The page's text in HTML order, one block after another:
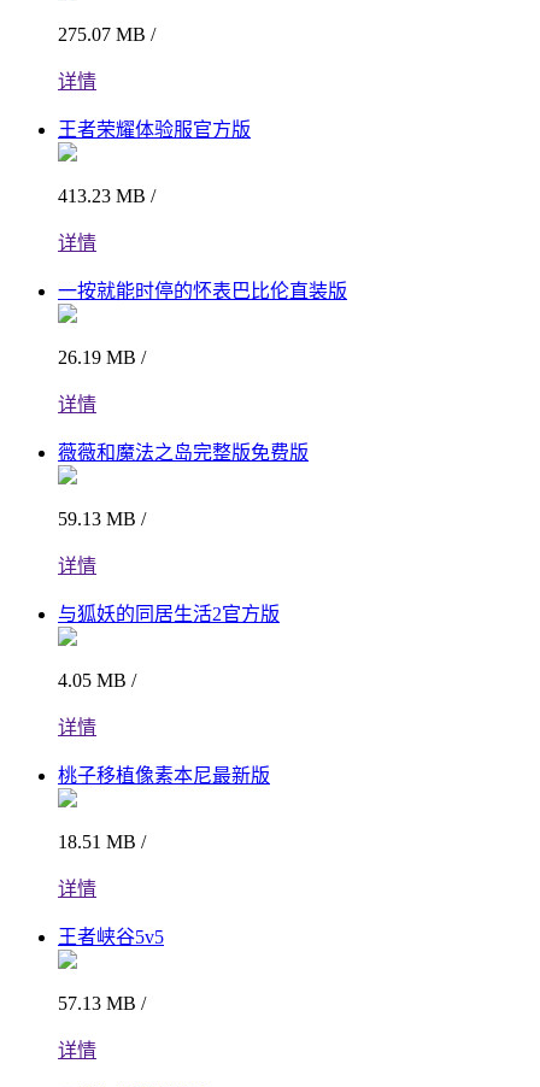
275.07 MB /
详情
王者荣耀体验服官方版
413.23 MB /
详情
一按就能时停的怀表巴比伦直装版
26.19 MB /
详情
薇薇和魔法之岛完整版免费版
59.13 MB /
详情
与狐妖的同居生活2官方版
4.05 MB /
详情
桃子移植像素本尼最新版
18.51 MB /
详情
王者峡谷5v5
57.13 MB /
详情